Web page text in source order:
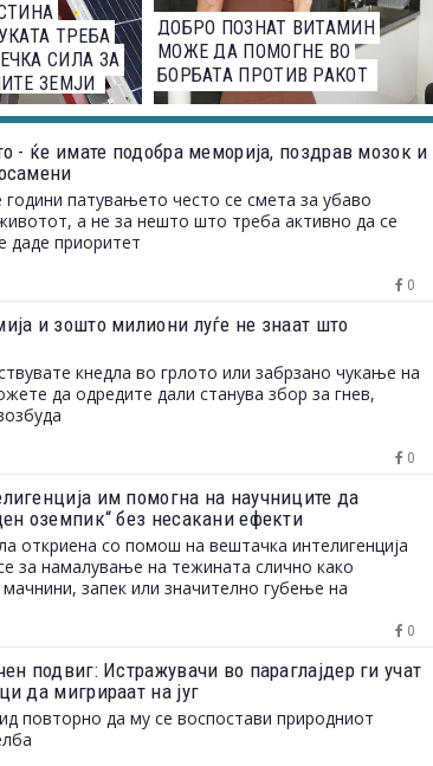
ТРЕБА
СИЛА ЗА
ЗЕМЈИ
ДОБРО ПОЗНАТ ВИТАМИН
МОЖЕ ДА ПОМОГНЕ ВО
БОРБАТА ПРОТИВ РАКОТ
- ќе имате подобра меморија, поздрав мозок и
патувањето често се смета за убаво
а не за нешто што треба активно да се
даде приоритет
0
и зошто милиони луѓе не знаат што
кнедла во грлото или забрзано чукање на
да одредите дали станува збор за гнев,
0
им помогна на научниците да
оземпик“ без несакани ефекти
откриена со помош на вештачка интелигенција
за намалување на тежината слично како
мачнини, запек или значително губење на
0
подвиг: Истражувачи во параглајдер ги учат
да мигрираат на југ
повторно да му се воспостави природниот